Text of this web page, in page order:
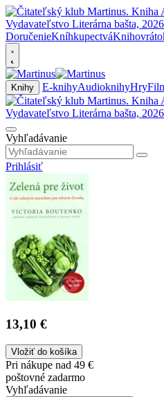
DoručenieKníhkupectvá
Knihy E-knihyAudioknihyHry
Vyhľadávanie
Prihlásiť
13,10 €
Vložiť do košíka
Pri nákupe nad 49 €
poštovné zadarmo
Vyhľadávanie